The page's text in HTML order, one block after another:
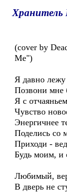
Хранитель
(cover by
Me")
Я давно лежу
Позвони мне
Я с
Чувство
Энергичнее
Поделись со
Приходи -
Будь моим, и
Любимый,
В дверь не